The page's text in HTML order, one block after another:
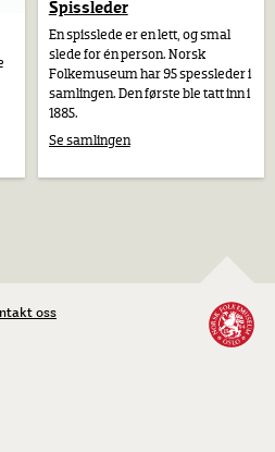
Spissleder
En spisslede er en lett, og smal
slede for én person. Norsk
Folkemuseum har 95 spessleder i
samlingen. Den første ble tatt inn i
1885.
Se samlingen
oss